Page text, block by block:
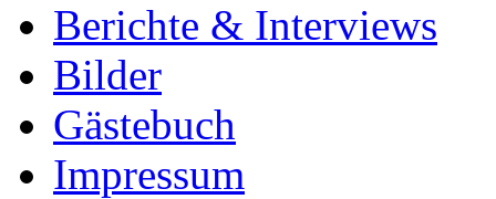
Berichte & Interviews
Bilder
Gästebuch
Impressum